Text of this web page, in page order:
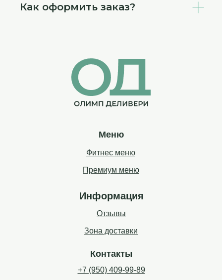
Как оформить заказ?
Меню
Информация
Контакты
Фитнес меню
Отзывы
Зона доставки
+7 (950) 409-99-89
Премиум меню